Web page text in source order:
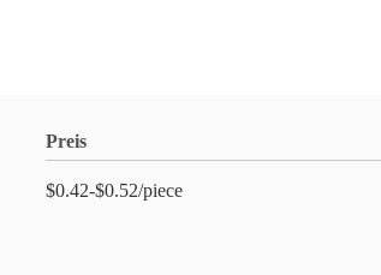
Preis
$0.42-$0.52/piece